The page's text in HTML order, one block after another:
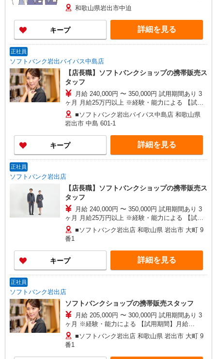
ｈ×20日出勤×1350円、交通費1万2000円の場合）
※残業手当別途支給
和歌山県岩出市中迫
キープ 詳細を見る
正社員
ソフトバンク岩出バイパス中島店
【店長職】ソフトバンクショップの携帯販売ス
タッフ
月給 240,000円 〜 350,000円 試用期間あり 3
ヶ月 月給25万円以上 ※経験・能力による 【試用
期間】月給 240000 円 〜 350000 円
■ソフトバンク岩出バイパス中島店 和歌山県
岩出市 中島 601‐1
キープ 詳細を見る
正社員
ソフトバンク岩出店
【店長職】ソフトバンクショップの携帯販売ス
タッフ
月給 240,000円 〜 350,000円 試用期間あり 3
ヶ月 月給25万円以上 ※経験・能力による 【試用
期間】月給 240000 円 〜 350000 円
■ソフトバンク岩出店 和歌山県 岩出市 大町 9
番1
キープ 詳細を見る
正社員
ソフトバンク岩出店
ソフトバンクショップの携帯販売スタッフ
月給 205,000円 〜 300,000円 試用期間あり 3
ヶ月 ※経験・能力による 【試用期間】月給
205000 円 〜 300000 円
■ソフトバンク岩出店 和歌山県 岩出市 大町 9
番1